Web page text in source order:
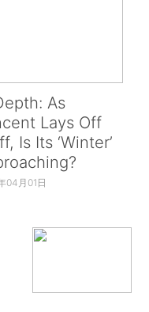
As
Lays Off
Is Its ‘Winter’
04月01日